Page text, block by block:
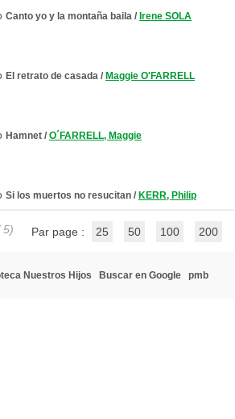
Canto yo y la montaña baila / Irene SOLA
El retrato de casada / Maggie O'FARRELL
Hamnet / O´FARRELL, Maggie
Si los muertos no resucitan / KERR, Philip
5) Par page : 25 50 100 200
Nuestros Hijos Buscar en Google pmb